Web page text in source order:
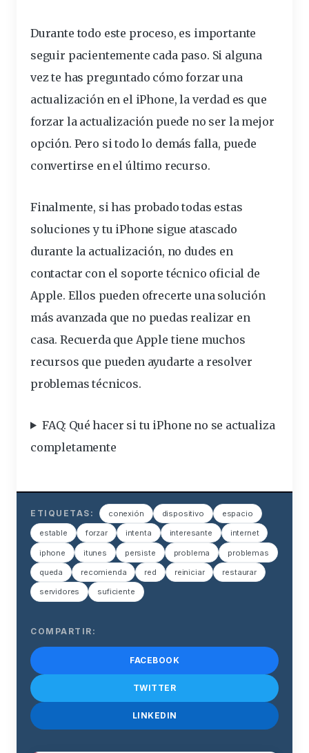
Durante todo este proceso, es importante
seguir pacientemente cada paso. Si alguna
vez te has preguntado cómoforzar una
actualización en el iPhone, la verdad es que
forzar la actualización puede no ser la mejor
opción. Pero si todo lo demás falla, puede
convertirse en el último recurso.
Finalmente, si has probado todas estas
soluciones y tu iPhone sigue atascado
durante la actualización, no dudes en
contactar con el soporte técnico oficial de
Apple. Ellos pueden ofrecerte una solución
más avanzada que no puedas realizar en
casa. Recuerda que Apple tiene muchos
recursos que pueden ayudarte a resolver
problemas técnicos.
FAQ: Qué hacer si tu iPhone no se actualiza
completamente
ETIQUETAS: conexión dispositivo espacio
estable forzar intenta interesante internet
iphone itunes persiste problema problemas
queda recomienda red reiniciar restaurar
servidores suficiente
COMPARTIR:
FACEBOOK
TWITTER
LINKEDIN